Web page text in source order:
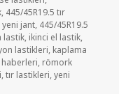
, 445/45R19.5 tır
yeni jant, 445/45R19.5
lastik, ikinci el lastik,
lastikleri, kaplama
, römork
,tır lastikleri,yeni
için